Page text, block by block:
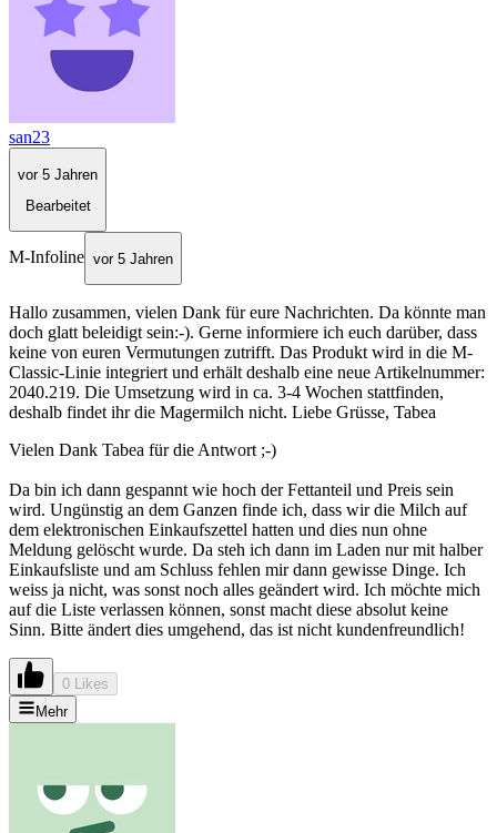
san23
vor 5 Jahren
Bearbeitet
M-Infoline vor 5 Jahren
Hallo zusammen, vielen Dank für eure Nachrichten. Da könnte man
doch glatt beleidigt sein:-). Gerne informiere ich euch darüber, dass
keine von euren Vermutungen zutrifft. Das Produkt wird in die M-
Classic-Linie integriert und erhält deshalb eine neue Artikelnummer:
2040.219. Die Umsetzung wird in ca. 3-4 Wochen stattfinden,
deshalb findet ihr die Magermilch nicht. Liebe Grüsse, Tabea
Vielen Dank Tabea für die Antwort ;-)
Da bin ich dann gespannt wie hoch der Fettanteil und Preis sein
wird. Ungünstig an dem Ganzen finde ich, dass wir die Milch auf
dem elektronischen Einkaufszettel hatten und dies nun ohne
Meldung gelöscht wurde. Da steh ich dann im Laden nur mit halber
Einkaufsliste und am Schluss fehlen mir dann gewisse Dinge. Ich
weiss ja nicht, was sonst noch alles geändert wird. Ich möchte mich
auf die Liste verlassen können, sonst macht diese absolut keine
Sinn. Bitte ändert dies umgehend, das ist nicht kundenfreundlich!
0 Likes
Mehr